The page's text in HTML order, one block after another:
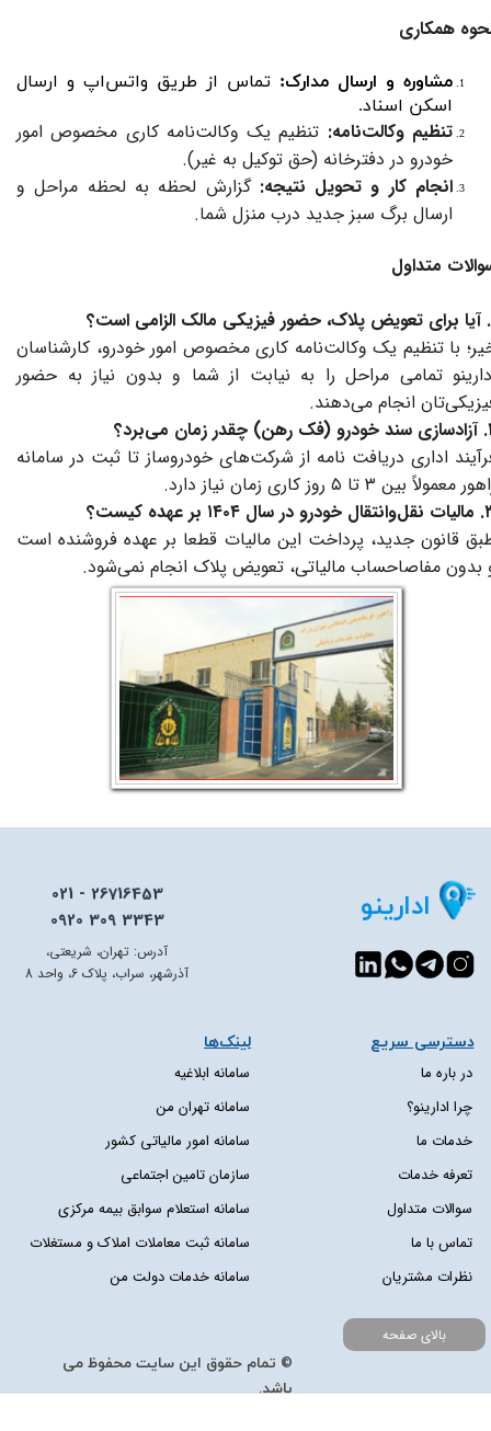
همکاری
مشاوره و ارسال مدارک: تماس از طریق واتس‌اپ و ارسال
اسکن اسناد.
تنظیم وکالت‌نامه: تنظیم یک وکالت‌نامه کاری مخصوص امور
خودرو در دفترخانه (حق توکیل به غیر).
انجام کار و تحویل نتیجه: گزارش لحظه به لحظه مراحل و
ارسال برگ سبز جدید درب منزل شما.
متداول
با تنظیم یک وکالت‌نامه کاری مخصوص امور خودرو، کارشناسان
تمامی مراحل را به نیابت از شما و بدون نیاز به حضور
انجام می‌دهند.
می‌برد؟
اداری دریافت نامه از شرکت‌های خودروساز تا ثبت در سامانه
معمولاً بین ۳ تا ۵ روز کاری زمان نیاز دارد.
بر عهده کیست؟
قانون جدید، پرداخت این مالیات قطعا بر عهده فروشنده است
بدون مفاصاحساب مالیاتی، تعویض پلاک انجام نمی‌شود.
ادارینو
021 - 26716453
0920 309 3343
در باره ما
چرا ادارینو؟
خدمات ما
تعرفه خدمات
سوالات متداول
تماس با ما
نظرات مشتریان
دسترسی سریع​​​​​​​ لینک‌ها
سامانه ابلاغیه
سامانه تهران من
سامانه امور مالیاتی کشور
سازمان تامین اجتماعی
سامانه استعلام سوابق بیمه مرکزی
سامانه ثبت معاملات املاک و مستغلات
سامانه خدمات دولت من
© تمام حقوق این سایت محفوظ می
باشد.
بالای صفحه
آدرس: تهران، شریعتی،
آذرشهر، سراب، پلاک 6، واحد 8